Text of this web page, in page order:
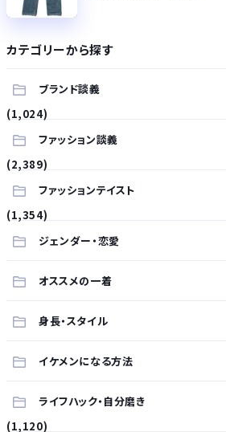
カテゴリーから探す
ブランド談義
(1,024)
ファッション談義
(2,389)
ファッションテイスト
(1,354)
ジェンダー・恋愛
オススメの一着
身長・スタイル
イケメンになる方法
ライフハック・自分磨き
(1,120)